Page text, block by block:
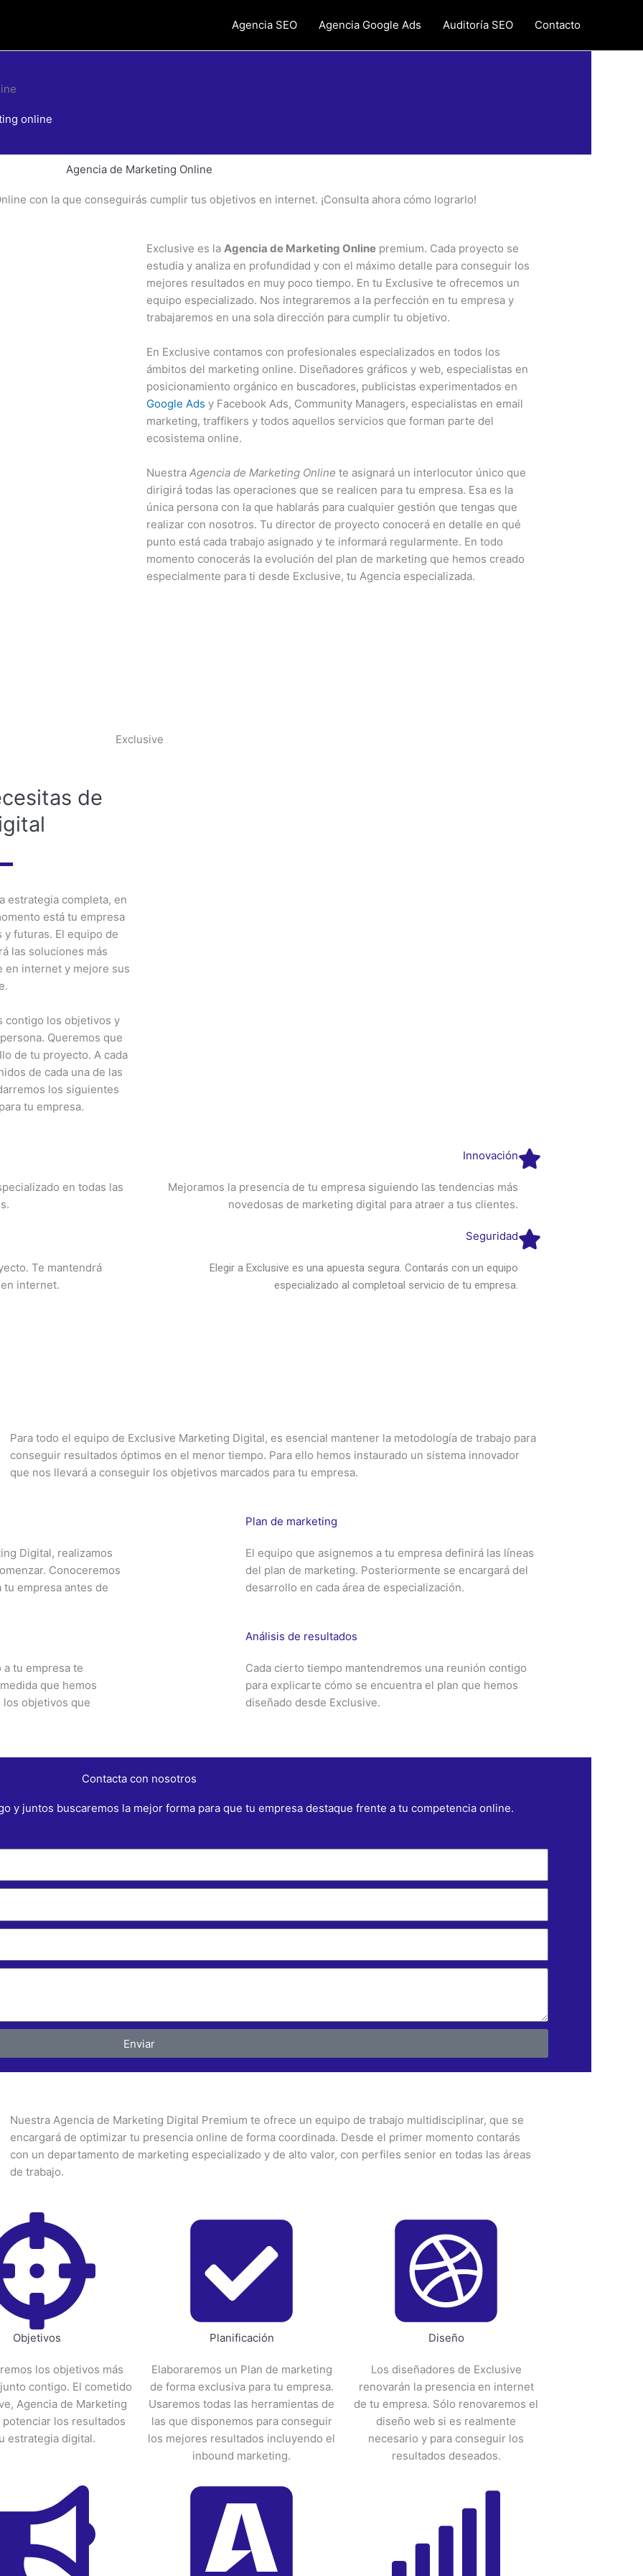
Agencia SEO Agencia Google Ads Auditoría SEO Contacto
online
Agencia de Marketing Online
con la que conseguirás cumplir tus objetivos en internet. ¡Consulta ahora cómo lograrlo!
Exclusive es la Agencia de Marketing Online premium. Cada proyecto se
estudia y analiza en profundidad y con el máximo detalle para conseguir los
mejores resultados en muy poco tiempo. En tu Exclusive te ofrecemos un
equipo especializado. Nos integraremos a la perfección en tu empresa y
trabajaremos en una sola dirección para cumplir tu objetivo.
En Exclusive contamos con profesionales especializados en todos los
ámbitos del marketing online. Diseñadores gráficos y web, especialistas en
posicionamiento orgánico en buscadores, publicistas experimentados en
Google Ads y Facebook Ads, Community Managers, especialistas en email
marketing, traffikers y todos aquellos servicios que forman parte del
ecosistema online.
Nuestra Agencia de Marketing Online te asignará un interlocutor único que
dirigirá todas las operaciones que se realicen para tu empresa. Esa es la
única persona con la que hablarás para cualquier gestión que tengas que
realizar con nosotros. Tu director de proyecto conocerá en detalle en qué
punto está cada trabajo asignado y te informará regularmente. En todo
momento conocerás la evolución del plan de marketing que hemos creado
especialmente para ti desde Exclusive, tu Agencia especializada.
Exclusive
de
estrategia completa, en
está tu empresa
y futuras. El equipo de
las soluciones más
en internet y mejore sus
contigo los objetivos y
Queremos que
de tu proyecto. A cada
de cada una de las
los siguientes
tu empresa.
en todas las
Te mantendrá
internet.
Innovación
Mejoramos la presencia de tu empresa siguiendo las tendencias más
novedosas de marketing digital para atraer a tus clientes.
Seguridad
Elegir a Exclusive es una apuesta segura. Contarás con un equipo
especializado al completoal servicio de tu empresa.
Para todo el equipo de Exclusive Marketing Digital, es esencial mantener la metodología de trabajo para
conseguir resultados óptimos en el menor tiempo. Para ello hemos instaurado un sistema innovador
que nos llevará a conseguir los objetivos marcados para tu empresa.
Digital, realizamos
Conoceremos
empresa antes de
Plan de marketing
El equipo que asignemos a tu empresa definirá las líneas
del plan de marketing. Posteriormente se encargará del
desarrollo en cada área de especialización.
tu empresa te
que hemos
los objetivos que
Análisis de resultados
Cada cierto tiempo mantendremos una reunión contigo
para explicarte cómo se encuentra el plan que hemos
diseñado desde Exclusive.
Contacta con nosotros
y juntos buscaremos la mejor forma para que tu empresa destaque frente a tu competencia online.
Enviar
Nuestra Agencia de Marketing Digital Premium te ofrece un equipo de trabajo multidisciplinar, que se
encargará de optimizar tu presencia online de forma coordinada. Desde el primer momento contarás
con un departamento de marketing especializado y de alto valor, con perfiles senior en todas las áreas
de trabajo.
Objetivos
los objetivos más
contigo. El cometido
Agencia de Marketing
potenciar los resultados
estrategia digital.
Planificación
Elaboraremos un Plan de marketing
de forma exclusiva para tu empresa.
Usaremos todas las herramientas de
las que disponemos para conseguir
los mejores resultados incluyendo el
inbound marketing.
Diseño
Los diseñadores de Exclusive
renovarán la presencia en internet
de tu empresa. Sólo renovaremos el
diseño web si es realmente
necesario y para conseguir los
resultados deseados.